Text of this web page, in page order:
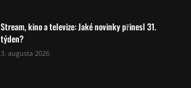
Stream, kino a televize: Jaké novinky přinesl 31.
týden?
3. augusta 2026